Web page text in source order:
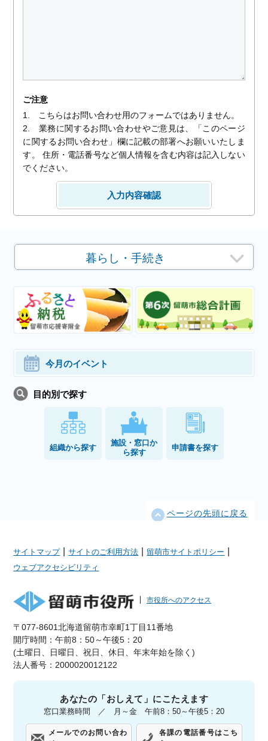
ご注意
1. こちらはお問い合わせ用のフォームではありません。
2. 業務に関するお問い合わせやご意見は、「このページ
に関するお問い合わせ」欄に記載の部署へお願いいたしま
す。 住所・電話番号など個人情報を含む内容は記入しない
でください。
暮らし・手続き
今月のイベント
目的別で探す
組織から探す
施設・窓口か
ら探す
申請書を探す
ページの先頭に戻る
サイトマップ サイトのご利用方法 留萌市サイトポリシー
ウェブアクセシビリティ
市役所へのアクセス
〒077-8601北海道留萌市幸町1丁目11番地
開庁時間：午前8：50～午後5：20
(土曜日、日曜日、祝日、休日、年末年始を除く)
法人番号：2000020012122
あなたの「おしえて」にこたえます
窓口業務時間 ／ 月～金 午前8：50～午後5：20
メールでのお問い合わ
各課の電話番号はこち